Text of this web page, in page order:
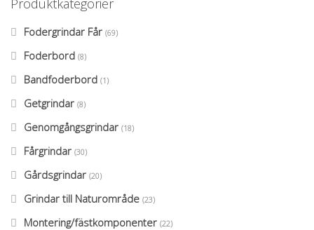
Fodergrindar Får (69)
Foderbord (8)
Bandfoderbord (1)
Getgrindar (8)
Genomgångsgrindar (18)
Fårgrindar (30)
Gårdsgrindar (20)
Grindar till Naturområde (23)
Montering/fästkomponenter (22)